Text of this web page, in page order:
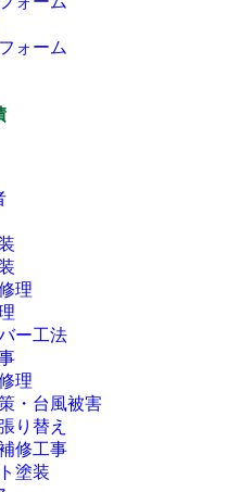
ォーム
理
ー工法
理
・台風被害
り替え
修工事
塗装